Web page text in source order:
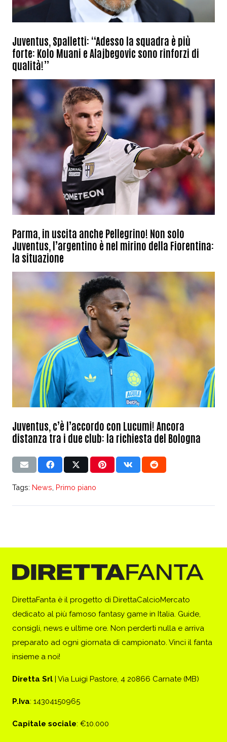
Juventus, Spalletti: “Adesso la squadra è più
forte: Kolo Muani e Alajbegovic sono rinforzi di
qualità!”
Parma, in uscita anche Pellegrino! Non solo
Juventus, l’argentino è nel mirino della Fiorentina:
la situazione
Juventus, c’è l’accordo con Lucumi! Ancora
distanza tra i due club: la richiesta del Bologna
Tags: News Primo piano
DirettaFanta è il progetto di DirettaCalcioMercato
dedicato al più famoso fantasy game in Italia. Guide,
consigli, news e ultime ore. Non perderti nulla e arriva
preparato ad ogni giornata di campionato. Vinci il fanta
insieme a noi!
Diretta Srl | Via Luigi Pastore, 4 20866 Carnate (MB)
P.Iva: 14304150965
Capitale sociale: €10.000